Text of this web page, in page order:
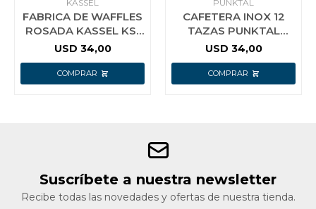
KASSEL
FABRICA DE WAFFLES
ROSADA KASSEL KS-
WPINK F
USD 34,00
PUNKTAL
CAFETERA INOX 12
TAZAS PUNKTAL
255CAF
USD 34,00
Suscríbete a nuestra newsletter
Recibe todas las novedades y ofertas de nuestra tienda.